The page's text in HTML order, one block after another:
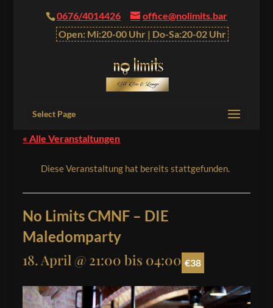
0676/4014426
office@nolimits.bar
Open: Mi:20-00 Uhr | Do-Sa:20-02 Uhr
Select Page
« Alle Veranstaltungen
Diese Veranstaltung hat bereits stattgefunden.
No Limits CMNF – DIE
Maledomparty
18. April @ 21:00 bis 04:00 €38